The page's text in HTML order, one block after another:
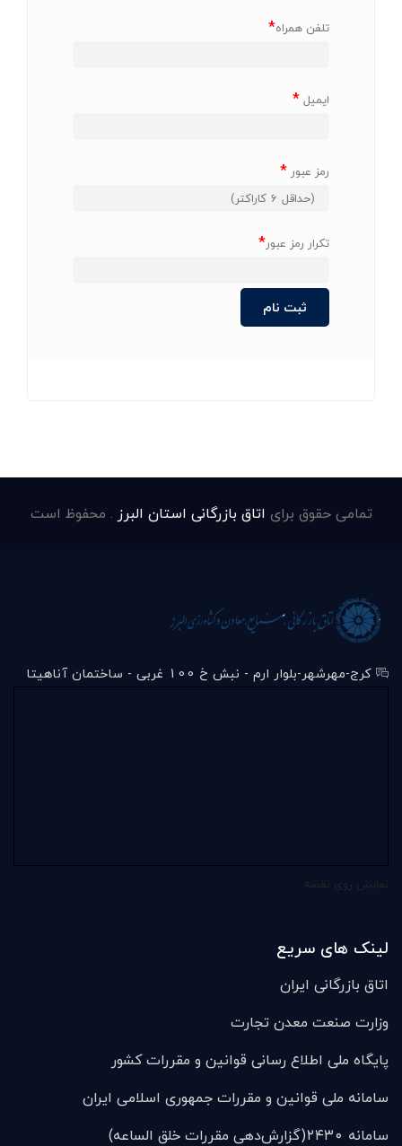
تلفن همراه*
ایمیل*
رمز عبور *
تکرار رمز عبور*
تمامی حقوق برای اتاق بازرگانی استان البرز . محفوظ است
کرج-مهرشهر-بلوار ارم - نبش خ 100 غربی - ساختمان آناهیتا
لینک های سریع
اتاق بازرگانی ایران
وزارت صنعت معدن تجارت
پایگاه ملی اطلاع رسانی قوانین و مقررات کشور
سامانه ملی قوانين و مقررات جمهوری اسلامی ایران
سامانه ۲۴۳۰(گزارش‌دهی مقررات خلق الساعه)